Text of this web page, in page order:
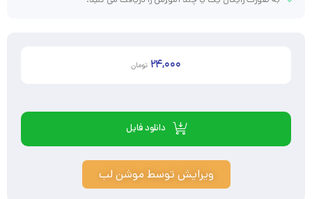
24,000 تومان
دانلود فایل
ویرایش توسط موشن لب